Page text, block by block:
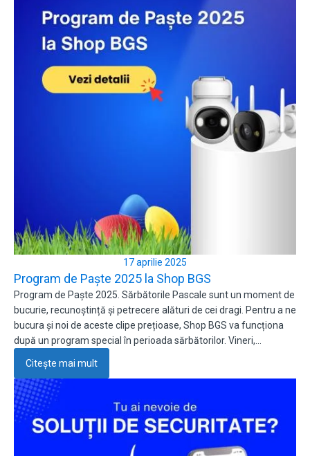
17 aprilie 2025
Program de Paște 2025 la Shop BGS
Program de Paște 2025. Sărbătorile Pascale sunt un moment de
bucurie, recunoștință și petrecere alături de cei dragi. Pentru a ne
bucura și noi de aceste clipe prețioase, Shop BGS va funcționa
după un program special în perioada sărbătorilor. Vineri,…
Citește mai mult